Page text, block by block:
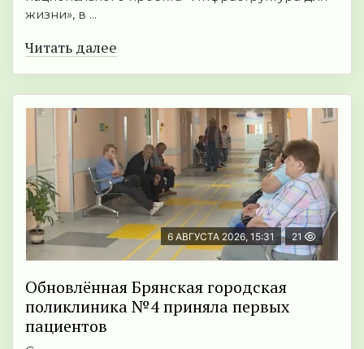
жизни», в ...
Читать далее
6 АВГУСТА 2026, 15:31 21
Обновлённая Брянская городская
поликлиника №4 приняла первых
пациентов